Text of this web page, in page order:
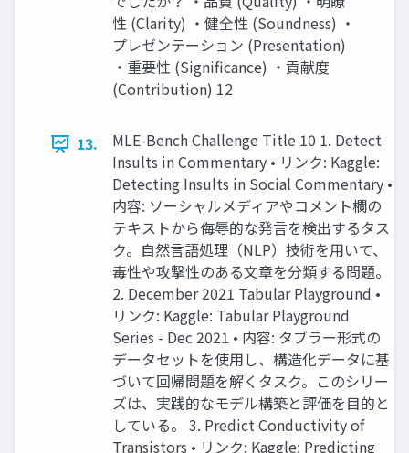
性 (Clarity) ・健全性 (Soundness) ・
プレゼンテーション (Presentation)
・重要性 (Significance) ・貢献度
(Contribution) 12
13.
MLE-Bench Challenge Title 10 1. Detect
Insults in Commentary • リンク: Kaggle:
Detecting Insults in Social Commentary •
内容: ソーシャルメディアやコメント欄の
テキストから侮辱的な発言を検出するタス
ク。自然言語処理（NLP）技術を用いて、
毒性や攻撃性のある文章を分類する問題。
2. December 2021 Tabular Playground •
リンク: Kaggle: Tabular Playground
Series - Dec 2021 • 内容: タブラー形式の
データセットを使用し、構造化データに基
づいて回帰問題を解くタスク。このシリー
ズは、実践的なモデル構築と評価を目的と
している。 3. Predict Conductivity of
Transistors • リンク: Kaggle: Predicting